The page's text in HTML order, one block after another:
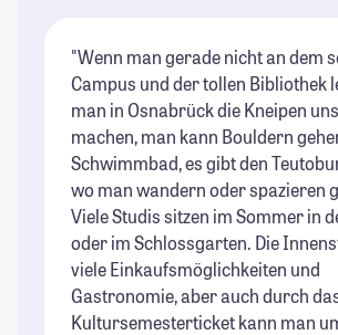
"Wenn man gerade nicht an dem
Campus und der tollen Bibliothek
man in Osnabrück die Kneipen
machen, man kann Bouldern
Schwimmbad, es gibt den
wo man wandern oder spazieren
Viele Studis sitzen im Sommer in
oder im Schlossgarten. Die
viele Einkaufsmöglichkeiten und
Gastronomie, aber auch durch
Kultursemesterticket kann man